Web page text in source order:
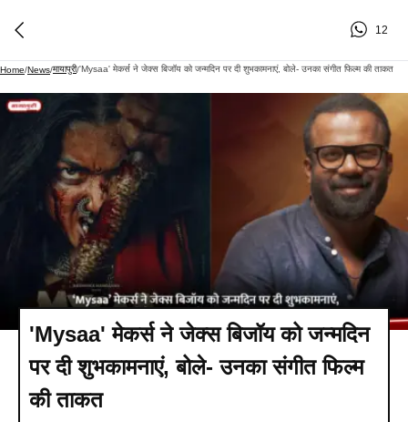
12
Home/News/मायापुरी/'Mysaa' मेकर्स ने जेक्स बिजॉय को जन्मदिन पर दी शुभकामनाएं, बोले- उनका संगीत फिल्म की ताकत
'Mysaa' मेकर्स ने जेक्स बिजॉय को जन्मदिन
पर दी शुभकामनाएं, बोले- उनका संगीत फिल्म
की ताकत